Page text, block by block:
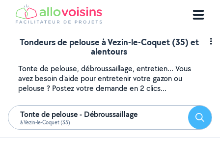
Tondeurs de pelouse à Vezin-le-Coquet (35) et
alentours
Tonte de pelouse, débroussaillage, entretien... Vous
avez besoin d'aide pour entretenir votre gazon ou
pelouse ? Postez votre demande en 2 clics...
Tonte de pelouse - Débroussaillage
à Vezin-le-Coquet (35)